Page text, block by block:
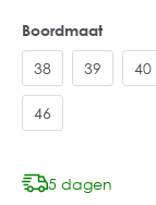
Boordmaat
38 39 40
46
5 dagen